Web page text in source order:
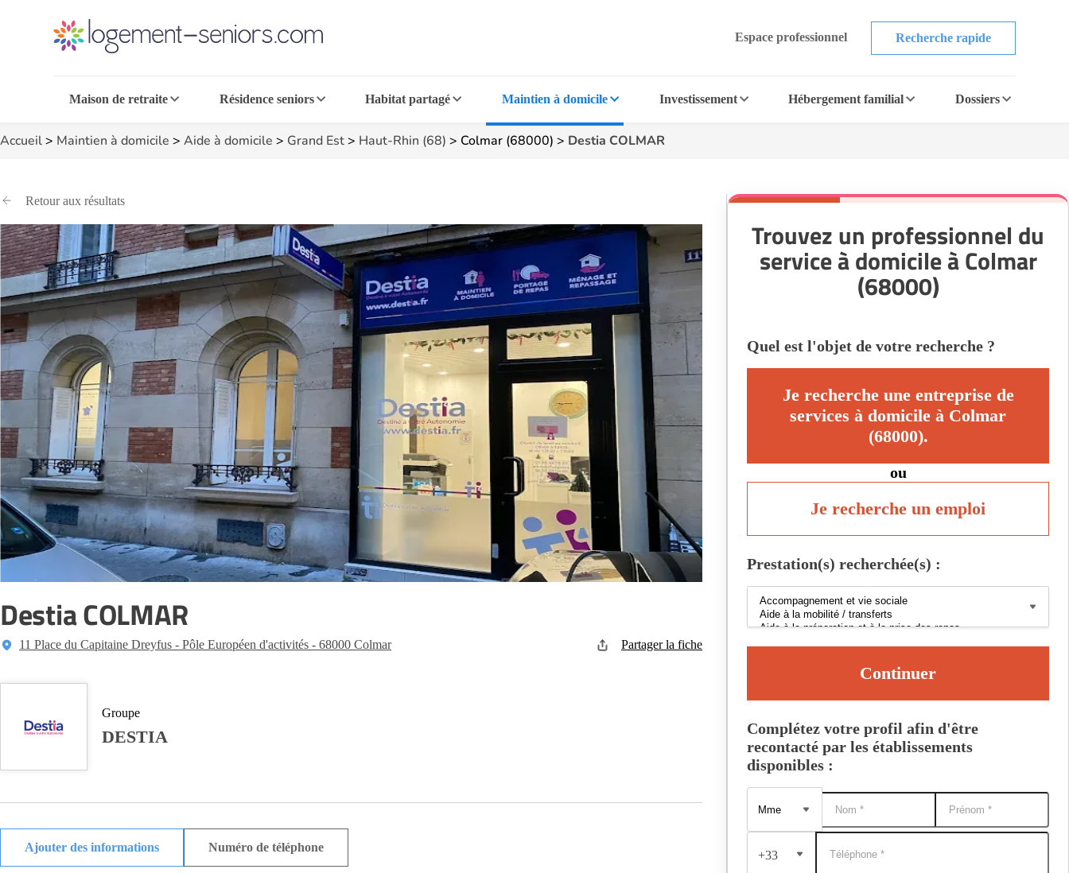
Espace professionnel Recherche rapide
Maison de retraite Résidence seniors Habitat partagé Maintien à domicile Investissement Hébergement familial Dossiers
Accueil> Maintien à domicile > Aide à domicile > Grand Est> Haut-Rhin (68) > Colmar (68000) > Destia COLMAR
Retour aux résultats
Destia COLMAR
11 Place du Capitaine Dreyfus - Pôle Européen d'activités - 68000 Colmar Partager la fiche
Groupe
DESTIA
Ajouter des informations Numéro de téléphone
Trouvez un professionnel du
service à domicile à Colmar
(68000)
Quel est l'objet de votre recherche ?
Je recherche une entreprise de
services à domicile à Colmar
(68000).
ou
Je recherche un emploi
Prestation(s) recherchée(s) :
Continuer
Complétez votre profil afin d'être
recontacté par les établissements
disponibles :
+33